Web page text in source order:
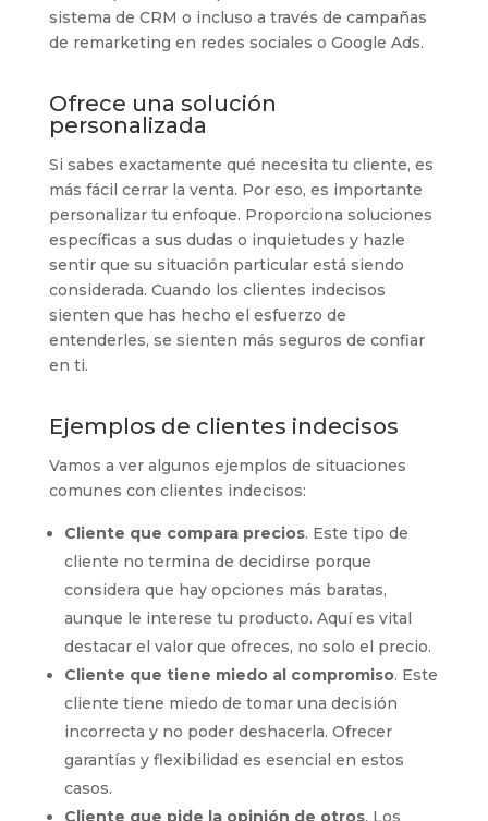
sistema de CRM o incluso a través de campañas
de remarketing en redes sociales o Google Ads.
Ofrece una solución
personalizada
Si sabes exactamente qué necesita tu cliente, es
más fácil cerrar la venta. Por eso, es importante
personalizar tu enfoque. Proporciona soluciones
específicas a sus dudas o inquietudes y hazle
sentir que su situación particular está siendo
considerada. Cuando los clientes indecisos
sienten que has hecho el esfuerzo de
entenderles, se sienten más seguros de confiar
en ti.
Ejemplos de clientes indecisos
Vamos a ver algunos ejemplos de situaciones
comunes con clientes indecisos:
Cliente que compara precios. Este tipo de
cliente no termina de decidirse porque
considera que hay opciones más baratas,
aunque le interese tu producto. Aquí es vital
destacar el valor que ofreces, no solo el precio.
Cliente que tiene miedo al compromiso. Este
cliente tiene miedo de tomar una decisión
incorrecta y no poder deshacerla. Ofrecer
garantías y flexibilidad es esencial en estos
casos.
Cliente que pide la opinión de otros. Los